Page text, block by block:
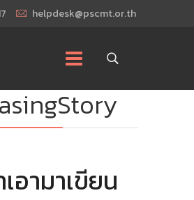
helpdesk@pscmt.or.th
อามาเขียน